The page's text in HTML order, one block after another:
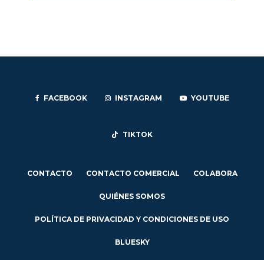
FACEBOOK INSTAGRAM YOUTUBE
TIKTOK
CONTACTO CONTACTO COMERCIAL COLABORA
QUIÉNES SOMOS
POLÍTICA DE PRIVACIDAD Y CONDICIONES DE USO
BLUESKY